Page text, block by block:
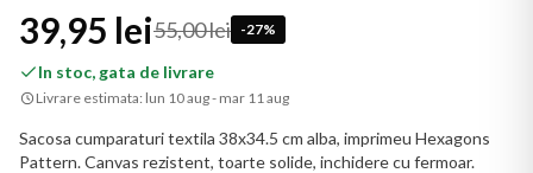
39,95 lei55,00 lei -27%
In stoc, gata de livrare
Livrare estimata: lun 10 aug - mar 11 aug
Sacosa cumparaturi textila 38x34.5 cm alba, imprimeu Hexagons
Pattern. Canvas rezistent, toarte solide, inchidere cu fermoar.